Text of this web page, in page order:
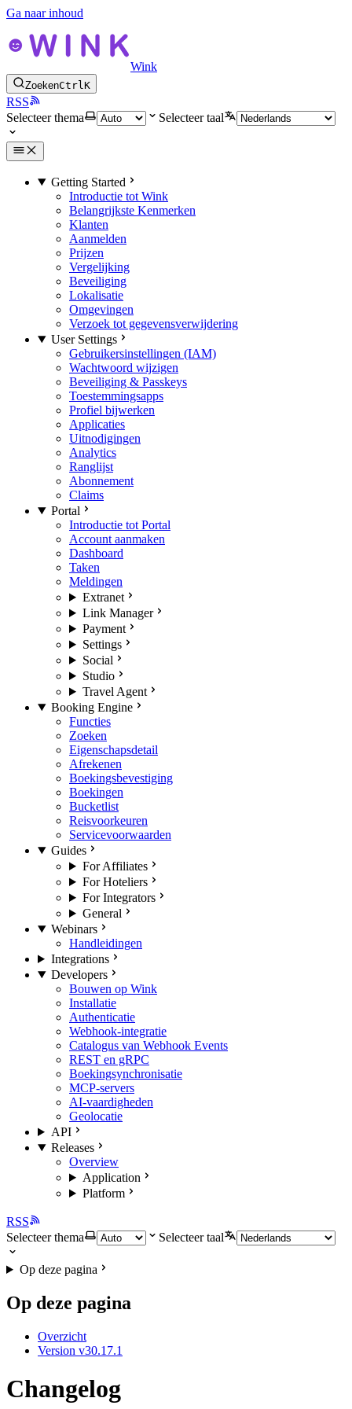
Ga naar inhoud
Wink
ZoekenCtrlK
RSS
Selecteer thema
Selecteer taal
Getting Started
Introductie tot Wink
Belangrijkste Kenmerken
Klanten
Aanmelden
Prijzen
Vergelijking
Beveiliging
Lokalisatie
Omgevingen
Verzoek tot gegevensverwijdering
User Settings
Gebruikersinstellingen (IAM)
Wachtwoord wijzigen
Beveiliging & Passkeys
Toestemmingsapps
Profiel bijwerken
Applicaties
Uitnodigingen
Analytics
Ranglijst
Abonnement
Claims
Portal
Introductie tot Portal
Account aanmaken
Dashboard
Taken
Meldingen
Extranet
Link Manager
Payment
Settings
Social
Studio
Travel Agent
Booking Engine
Functies
Zoeken
Eigenschapsdetail
Afrekenen
Boekingsbevestiging
Boekingen
Bucketlist
Reisvoorkeuren
Servicevoorwaarden
Guides
For Affiliates
For Hoteliers
For Integrators
General
Webinars
Handleidingen
Integrations
Developers
Bouwen op Wink
Installatie
Authenticatie
Webhook-integratie
Catalogus van Webhook Events
REST en gRPC
Boekingsynchronisatie
MCP-servers
AI-vaardigheden
Geolocatie
API
Releases
Overview
Application
Platform
RSS
Selecteer thema
Selecteer taal
Op deze pagina
Op deze pagina
Overzicht
Version v30.17.1
Changelog